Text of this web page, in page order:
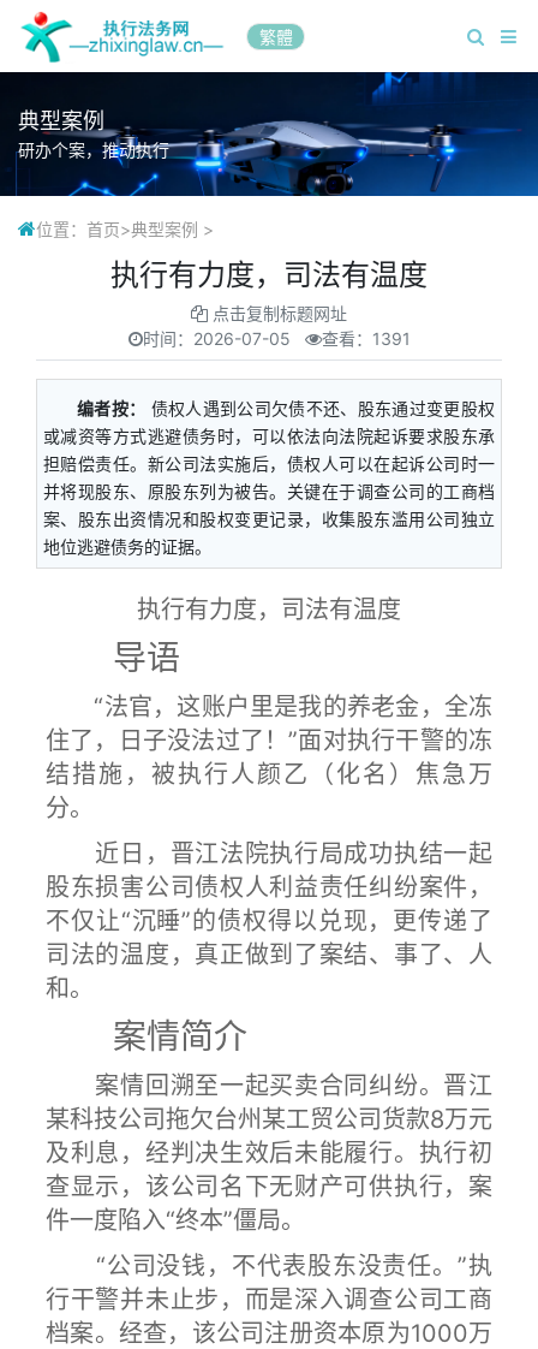
繁體
典型案例
研办个案，推动执行
位置： 首页>典型案例 >
执行有力度，司法有温度
点击复制标题网址
时间： 2026-07-05 查看：1391
编者按：
债权人遇到公司欠债不还、股东通过变更股权
或减资等方式逃避债务时，可以依法向法院起诉要求股东承
担赔偿责任。新公司法实施后，债权人可以在起诉公司时一
并将现股东、原股东列为被告。关键在于调查公司的工商档
案、股东出资情况和股权变更记录，收集股东滥用公司独立
地位逃避债务的证据。
执行有力度，司法有温度
导语
“法官，这账户里是我的养老金，全冻
住了，日子没法过了！”面对执行干警的冻
结措施，被执行人颜乙（化名）焦急万
分。
近日，晋江法院执行局成功执结一起
股东损害公司债权人利益责任纠纷案件，
不仅让“沉睡”的债权得以兑现，更传递了
司法的温度，真正做到了案结、事了、人
和。
案情简介
案情回溯至一起买卖合同纠纷。晋江
某科技公司拖欠台州某工贸公司货款8万元
及利息，经判决生效后未能履行。执行初
查显示，该公司名下无财产可供执行，案
件一度陷入“终本”僵局。
“公司没钱，不代表股东没责任。”执
行干警并未止步，而是深入调查公司工商
档案。经查，该公司注册资本原为1000万